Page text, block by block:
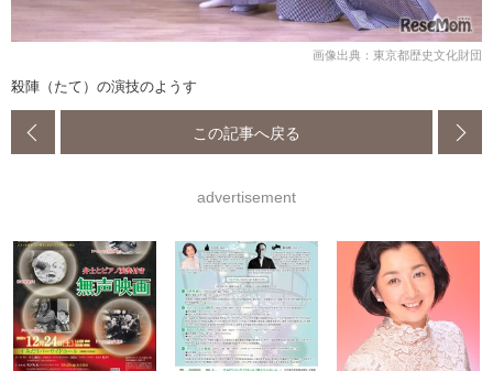
画像出典：東京都歴史文化財団
殺陣（たて）の演技のようす
この記事へ戻る
advertisement